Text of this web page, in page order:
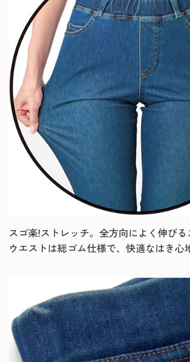
スゴ楽!ストレッチ。全方向によく伸びる
ウエストは総ゴム仕様で、快適なはき心